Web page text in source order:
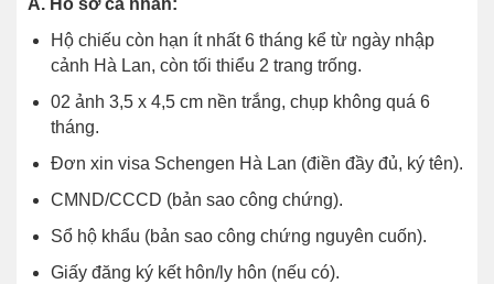
A. Hồ sơ cá nhân:
Hộ chiếu còn hạn ít nhất 6 tháng kể từ ngày nhập
cảnh Hà Lan, còn tối thiểu 2 trang trống.
02 ảnh 3,5 x 4,5 cm nền trắng, chụp không quá 6
tháng.
Đơn xin visa Schengen Hà Lan (điền đầy đủ, ký tên).
CMND/CCCD (bản sao công chứng).
Sổ hộ khẩu (bản sao công chứng nguyên cuốn).
Giấy đăng ký kết hôn/ly hôn (nếu có).